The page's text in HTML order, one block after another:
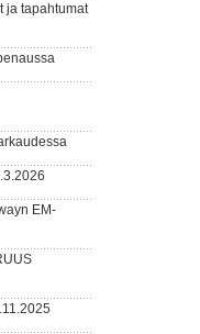
ja tapahtumat
EM-